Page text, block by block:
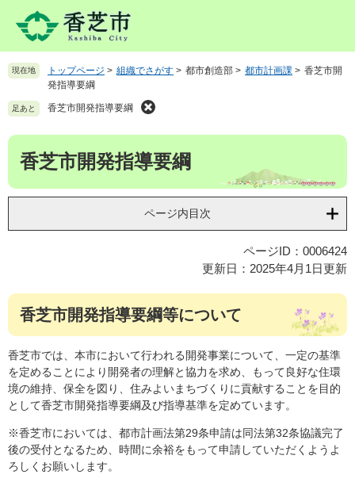
先
。
を
て
へ
現在地 トップページ > 組織でさがす > 都市創造部 > 都市計画課 > 香芝市開
発指導要綱
足あと 香芝市開発指導要綱
本
香芝市開発指導要綱
ページ内目次
ページID：0006424
更新日：2025年4月1日更新
香芝市開発指導要綱等について
香芝市では、本市において行われる開発事業について、一定の基準
を定めることにより開発者の理解と協力を求め、もって良好な住環
境の維持、保全を図り、住みよいまちづくりに貢献することを目的
として香芝市開発指導要綱及び指導基準を定めています。
※香芝市においては、都市計画法第29条申請は同法第32条協議完了
後の受付となるため、時間に余裕をもって申請していただくようよ
ろしくお願いします。